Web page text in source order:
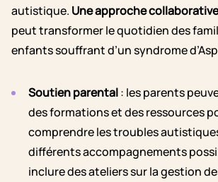
autistique. Une approche
peut transformer le quotidien des
enfants souffrant d’un syndrome
Soutien parental: les parents
des formations et des ressources
comprendre les troubles
différents accompagnements
inclure des ateliers sur la gestion